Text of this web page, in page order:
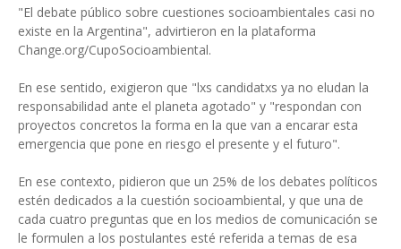
"El debate público sobre cuestiones socioambientales casi no
existe en la Argentina", advirtieron en la plataforma
Change.org/CupoSocioambiental.
En ese sentido, exigieron que "lxs candidatxs ya no eludan la
responsabilidad ante el planeta agotado" y "respondan con
proyectos concretos la forma en la que van a encarar esta
emergencia que pone en riesgo el presente y el futuro".
En ese contexto, pidieron que un 25% de los debates políticos
estén dedicados a la cuestión socioambiental, y que una de
cada cuatro preguntas que en los medios de comunicación se
le formulen a los postulantes esté referida a temas de esa